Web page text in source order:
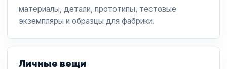
материалы, детали, прототипы, тестовые
экземпляры и образцы для фабрики.
Личные вещи